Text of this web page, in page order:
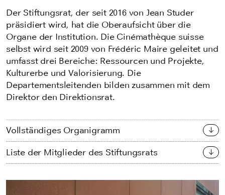
Der Stiftungsrat, der seit 2016 von Jean Studer
präsidiert wird, hat die Oberaufsicht über die
Organe der Institution. Die Cinémathèque suisse
selbst wird seit 2009 von Frédéric Maire geleitet und
umfasst drei Bereiche: Ressourcen und Projekte,
Kulturerbe und Valorisierung. Die
Departementsleitenden bilden zusammen mit dem
Direktor den Direktionsrat.
Vollständiges Organigramm
Liste der Mitglieder des Stiftungsrats